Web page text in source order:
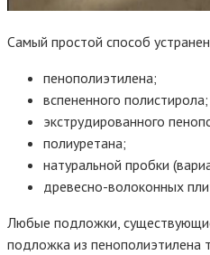
Самый простой способ
пенополиэтилена;
вспененного полистирола;
экструдированного
полиуретана;
натуральной пробки
древесно-волоконных
Любые подложки,
подложка из